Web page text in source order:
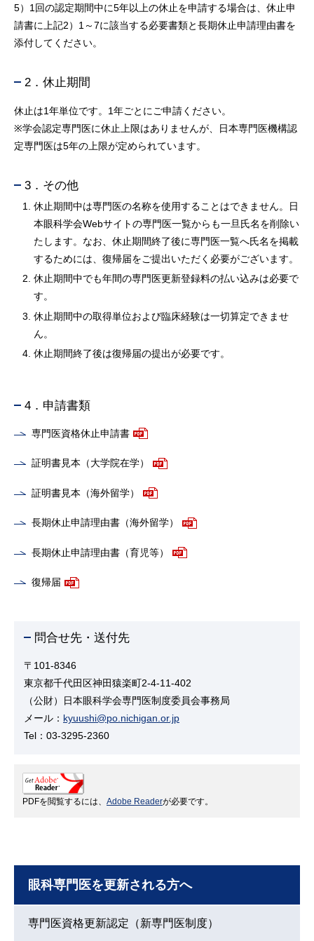
5）1回の認定期間中に5年以上の休止を申請する場合は、休止申
請書に上記2）1～7に該当する必要書類と長期休止申請理由書を
添付してください。
2．休止期間
休止は1年単位です。1年ごとにご申請ください。
※学会認定専門医に休止上限はありませんが、日本専門医機構認
定専門医は5年の上限が定められています。
3．その他
休止期間中は専門医の名称を使用することはできません。日
本眼科学会Webサイトの専門医一覧からも一旦氏名を削除い
たします。なお、休止期間終了後に専門医一覧へ氏名を掲載
するためには、復帰届をご提出いただく必要がございます。
休止期間中でも年間の専門医更新登録料の払い込みは必要で
す。
休止期間中の取得単位および臨床経験は一切算定できませ
ん。
休止期間終了後は復帰届の提出が必要です。
4．申請書類
専門医資格休止申請書
証明書見本（大学院在学）
証明書見本（海外留学）
長期休止申請理由書（海外留学）
長期休止申請理由書（育児等）
復帰届
問合せ先・送付先
〒101-8346
東京都千代田区神田猿楽町2-4-11-402
（公財）日本眼科学会専門医制度委員会事務局
メール： kyuushi@po.nichigan.or.jp
Tel：03-3295-2360
PDFを閲覧するには、Adobe Readerが必要です。
眼科専門医を更新される方へ
専門医資格更新認定（新専門医制度）